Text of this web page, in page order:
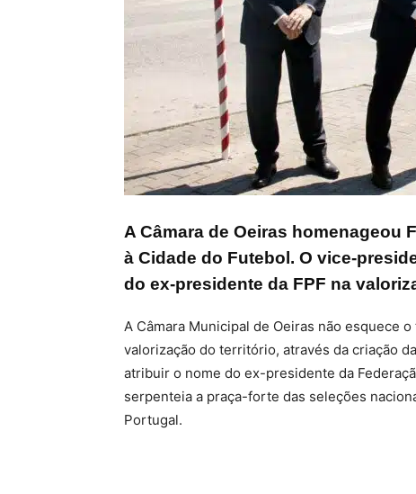
A Câmara de Oeiras homenageou
à Cidade do Futebol. O vice-
do ex-presidente da FPF na
A Câmara Municipal de Oeiras não esquece
valorização do território, através da criação
atribuir o nome do ex-presidente da
serpenteia a praça-forte das seleções
Portugal.